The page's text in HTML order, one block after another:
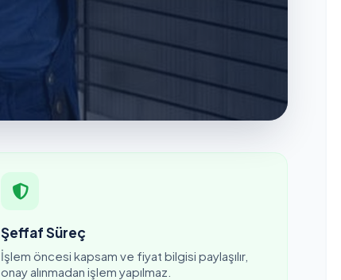
Şeffaf Süreç
İşlem öncesi kapsam ve fiyat bilgisi paylaşılır,
onay alınmadan işlem yapılmaz.